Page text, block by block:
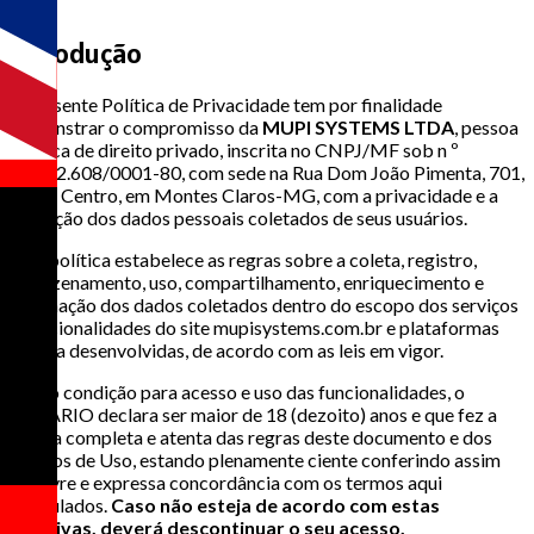
Introdução
A presente Política de Privacidade tem por finalidade
demonstrar o compromisso da MUPI SYSTEMS LTDA, pessoa
jurídica de direito privado, inscrita no CNPJ/MF sob n º
26.882.608/0001-80, com sede na Rua Dom João Pimenta, 701,
loja 2, Centro, em Montes Claros-MG, com a privacidade e a
proteção dos dados pessoais coletados de seus usuários.
Esta política estabelece as regras sobre a coleta, registro,
armazenamento, uso, compartilhamento, enriquecimento e
eliminação dos dados coletados dentro do escopo dos serviços
e funcionalidades do site mupisystems.com.br e plataformas
por ela desenvolvidas, de acordo com as leis em vigor.
Como condição para acesso e uso das funcionalidades, o
USUÁRIO declara ser maior de 18 (dezoito) anos e que fez a
leitura completa e atenta das regras deste documento e dos
Termos de Uso, estando plenamente ciente conferindo assim
sua livre e expressa concordância com os termos aqui
estipulados. Caso não esteja de acordo com estas
Diretivas, deverá descontinuar o seu acesso.